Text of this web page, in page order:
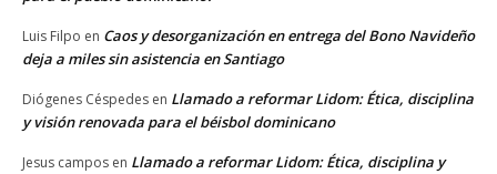
Luis Filpo en Caos y desorganización en entrega del Bono Navideño
deja a miles sin asistencia en Santiago
Diógenes Céspedes en Llamado a reformar Lidom: Ética, disciplina
y visión renovada para el béisbol dominicano
Jesus campos en Llamado a reformar Lidom: Ética, disciplina y